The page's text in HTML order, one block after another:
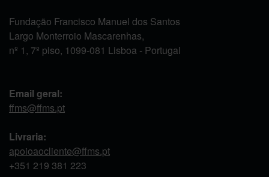
Fundação Francisco Manuel dos Santos
Largo Monterroio Mascarenhas,
nº 1, 7º piso, 1099-081 Lisboa - Portugal
Email geral:
ffms@ffms.pt
Livraria:
apoioaocliente@ffms.pt
+351 219 381 223